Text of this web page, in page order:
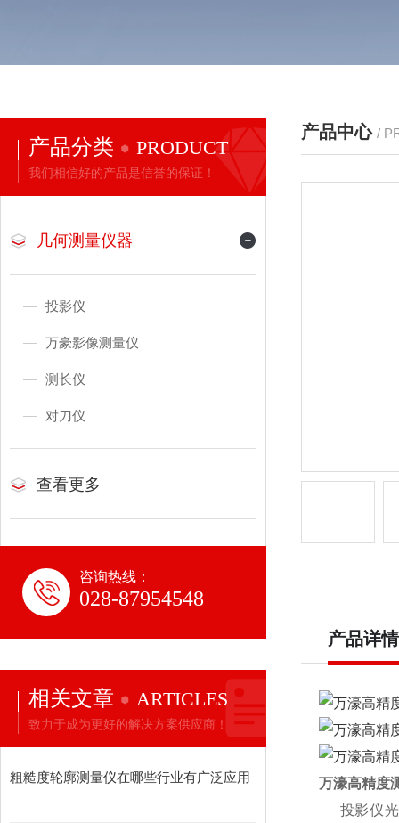
产品分类 PRODUCT
我们相信好的产品是信誉的保证！
几何测量仪器
投影仪
万豪影像测量仪
测长仪
对刀仪
查看更多
咨询热线：
028-87954548
相关文章 ARTICLES
致力于成为更好的解决方案供应商！
粗糙度轮廓测量仪在哪些行业有广泛应用
产品中心 /
产品详情
万濠高精度
投影仪光